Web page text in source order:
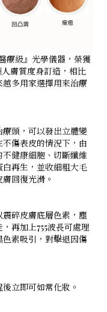
療級』光學儀器，榮獲
膚質度身訂造，相比
多用家選擇用來治療
療頭，可以發出立體變
傷表皮的情況下，由
健康細胞、切斷纖維
再生，並收細粗大毛
回復光滑。
震碎皮膚底層色素，塵
再加上755波長可處理
素吸引，對擊退因傷
立即可如常化妝。